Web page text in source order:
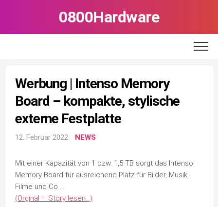
0800Hardware
Werbung | Intenso Memory
Board – kompakte, stylische
externe Festplatte
12. Februar 2022 NEWS
Mit einer Kapazität von 1 bzw. 1,5 TB sorgt das Intenso
Memory Board für ausreichend Platz für Bilder, Musik,
Filme und Co …
(Orginal – Story lesen…)